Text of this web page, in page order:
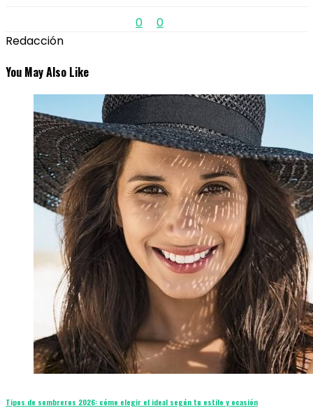
0
0
Redacción
You May Also Like
Tipos de sombreros 2026: cómo elegir el ideal según tu estilo y ocasión